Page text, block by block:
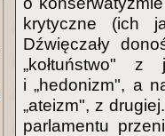
krytyczne (ich
Dźwięczały
„kołtuństwo" z
i „hedonizm", a
„ateizm", z
parlamentu